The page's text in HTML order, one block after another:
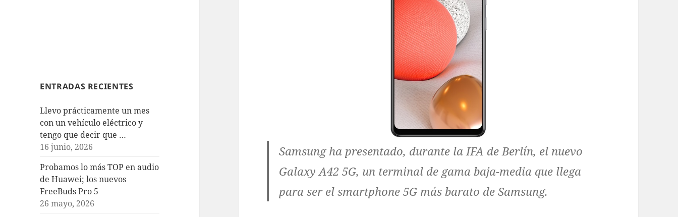
ENTRADAS RECIENTES
Llevo prácticamente un mes
con un vehículo eléctrico y
tengo que decir que …
16 junio, 2026
Probamos lo más TOP en audio
de Huawei; los nuevos
FreeBuds Pro 5
26 mayo, 2026
Samsung ha presentado, durante la IFA de Berlín, el nuevo
Galaxy A42 5G, un terminal de gama baja-media que llega
para ser el smartphone 5G más barato de Samsung.